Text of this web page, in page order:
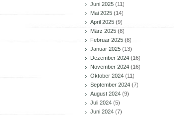
Juni 2025 (11)
Mai 2025 (14)
April 2025 (9)
März 2025 (8)
Februar 2025 (8)
Januar 2025 (13)
Dezember 2024 (16)
November 2024 (16)
Oktober 2024 (11)
September 2024 (7)
August 2024 (9)
Juli 2024 (5)
Juni 2024 (7)